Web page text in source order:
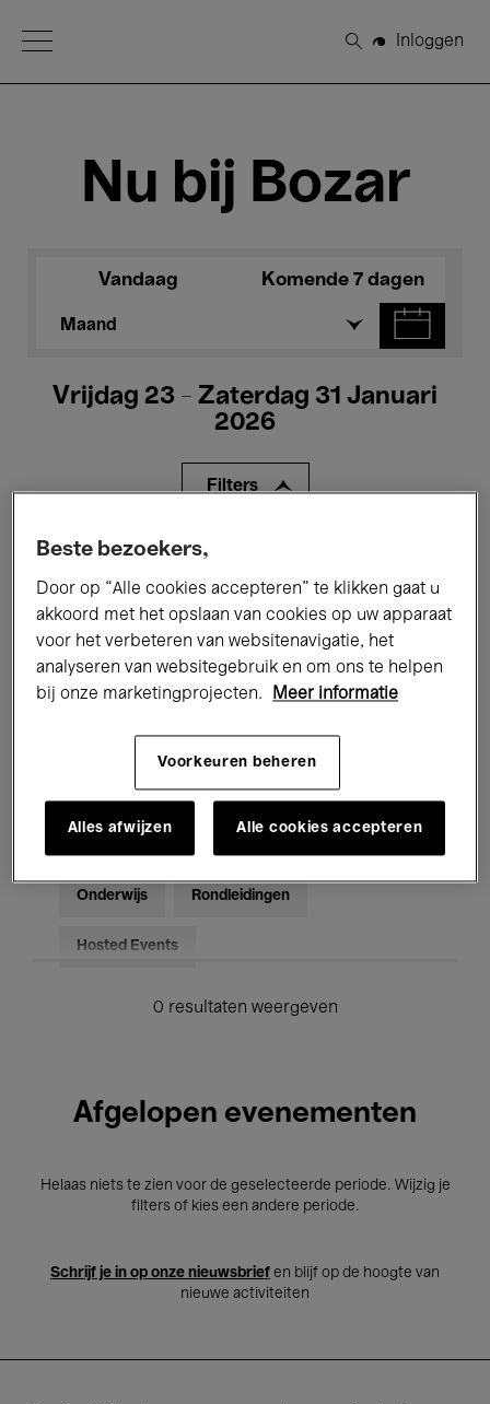
Open Menu
Zoeken
Inloggen
Nu bij Bozar
Vandaag Komende 7 dagen
Maand
Vrijdag 23 - Zaterdag 31 Januari
2026
Filters
Alle evenementen
Tentoonstellingen Films
Lezingen & Debatten
Elektronische Muziek
Onderwijs Rondleidingen
Hosted Events
0 resultaten weergeven
Afgelopen evenementen
Helaas niets te zien voor de geselecteerde periode. Wijzig je
filters of kies een andere periode.
Schrijf je in op onze nieuwsbrief en blijf op de hoogte van
nieuwe activiteiten
Beste bezoekers,
Door op “Alle cookies accepteren” te klikken gaat u
akkoord met het opslaan van cookies op uw apparaat
voor het verbeteren van websitenavigatie, het
analyseren van websitegebruik en om ons te helpen
bij onze marketingprojecten.
Meer informatie
Voorkeuren beheren
Alles afwijzen Alle cookies accepteren